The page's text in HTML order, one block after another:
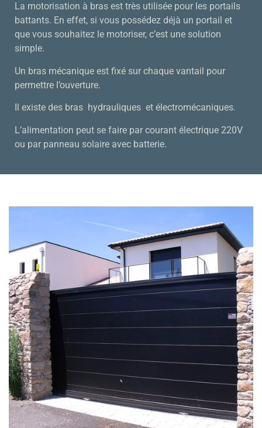
La motorisation à bras est très utilisée pour les portails
battants. En effet, si vous possédez déjà un portail et
que vous souhaitez le motoriser, c’est une solution
simple.
Un bras mécanique est fixé sur chaque vantail pour
permettre l’ouverture.
Il existe des bras hydrauliques et électromécaniques.
L’alimentation peut se faire par courant électrique 220V
ou par panneau solaire avec batterie.